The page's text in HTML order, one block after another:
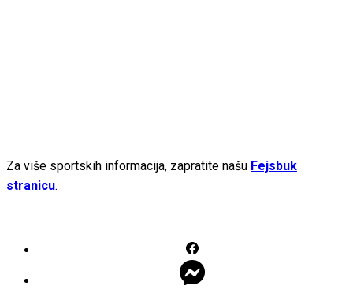
Za više sportskih informacija, zapratite našu Fejsbuk
stranicu.